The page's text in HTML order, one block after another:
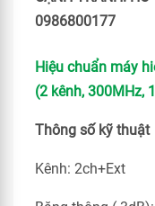
0986800177
Hiệu chuẩn máy
(2 kênh, 300MHz,
Thông số kỹ thuật
Kênh: 2ch+Ext